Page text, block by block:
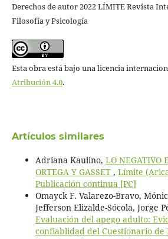
Derechos de autor 2022 LÍMITE Revista
Filosofía y Psicología
Esta obra está bajo una licencia
Atribución 4.0.
Artículos similares
Adriana Kaulino, LO NEGATIVO
ORTEGA Y GASSET , Límite
Publicación continua [PC]
Omayck F. Valarezo-Bravo,
Jefferson Elizalde-Sócola, Jorge
Evaluación del apego adulto:
confiablidad del Cuestionario de